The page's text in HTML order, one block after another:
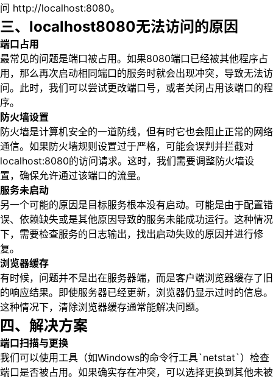
问 http://localhost:8080。
三、localhost8080无法访问的原因
端口占用
最常见的问题是端口被占用。如果8080端口已经被其他程序占
用，那么再次启动相同端口的服务时就会出现冲突，导致无法访
问。此时，我们可以尝试更改端口号，或者关闭占用该端口的程
序。
防火墙设置
防火墙是计算机安全的一道防线，但有时它也会阻止正常的网络
通信。如果防火墙规则设置过于严格，可能会误判并拦截对
localhost:8080的访问请求。这时，我们需要调整防火墙设
置，确保允许通过该端口的流量。
服务未启动
另一个可能的原因是目标服务根本没有启动。可能是由于配置错
误、依赖缺失或是其他原因导致的服务未能成功运行。这种情况
下，需要检查服务的日志输出，找出启动失败的原因并进行修
复。
浏览器缓存
有时候，问题并不是出在服务器端，而是客户端浏览器缓存了旧
的响应结果。即使服务器已经更新，浏览器仍显示过时的信息。
这种情况下，清除浏览器缓存通常能解决问题。
四、解决方案
端口扫描与更换
我们可以使用工具（如Windows的命令行工具`netstat`）检查
端口是否被占用。如果确实存在冲突，可以选择更换到其他未被